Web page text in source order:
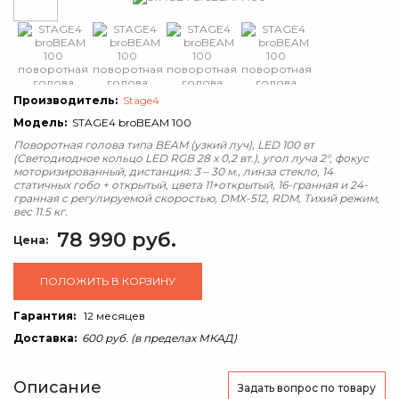
Производитель: Stage4
Модель: STAGE4 broBEAM 100
Поворотная голова типа BEAM (узкий луч), LED 100 вт
(Светодиодное кольцо LED RGB 28 х 0,2 вт.), угол луча 2°, фокус
моторизированный, дистанция: 3 – 30 м., линза стекло, 14
статичных гобо + открытый, цвета 11+открытый, 16-гранная и 24-
гранная с регулируемой скоростью, DMX-512, RDM, Тихий режим,
вес 11.5 кг.
Цена: 78 990 руб.
ПОЛОЖИТЬ В КОРЗИНУ
Гарантия: 12 месяцев
Доставка: 600 руб. (в пределах МКАД)
Описание Задать вопрос по товару